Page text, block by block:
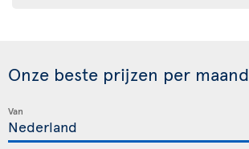
Onze beste prijzen per maand
Van